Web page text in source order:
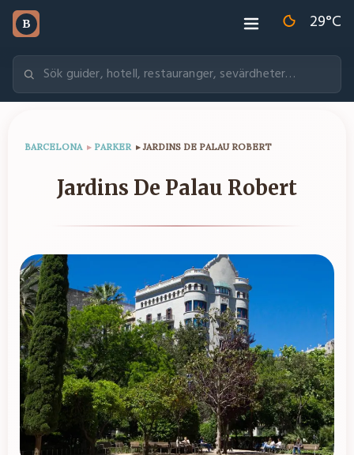
B 29°C
BARCELONA ▸ PARKER ▸JARDINS DE PALAU ROBERT
Jardins De Palau Robert